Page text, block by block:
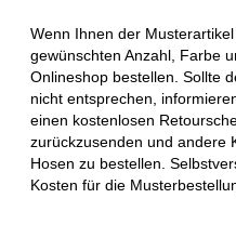
Wenn Ihnen der
gewünschten Anzahl, Farbe
Onlineshop bestellen. Sollte
nicht entsprechen,
einen kostenlosen
zurückzusenden und andere
Hosen zu bestellen.
Kosten für die